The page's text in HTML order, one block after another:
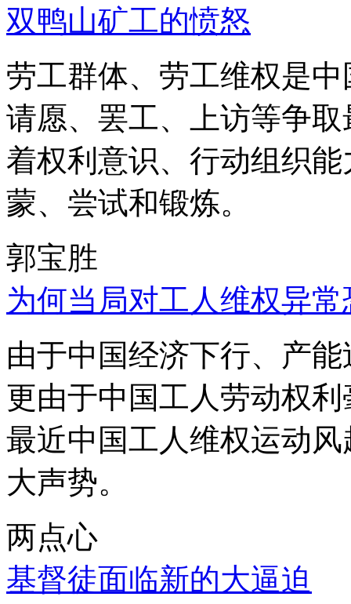
双鸭山矿工的愤怒
劳工群体、劳工维权是
请愿、罢工、上访等争
着权利意识、行动组织
蒙、尝试和锻炼。
郭宝胜
为何当局对工人维权异
由于中国经济下行、产
更由于中国工人劳动权
最近中国工人维权运动
大声势。
两点心
基督徒面临新的大逼迫